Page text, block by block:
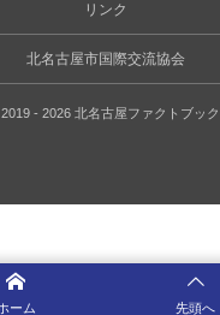
リンク
北名古屋市国際交流協会
2019 - 2026 北名古屋ファクトブック
ーム 先頭へ